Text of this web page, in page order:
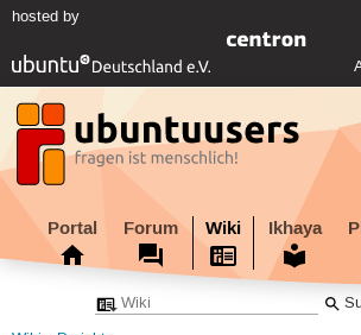
hosted by
Portal Forum Wiki Ikhaya